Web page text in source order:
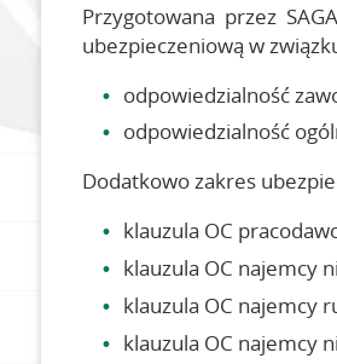
Przygotowana przez
ubezpieczeniową w
odpowiedzialność
odpowiedzialność
Dodatkowo zakres
klauzula OC
klauzula OC najemcy
klauzula OC najemcy
klauzula OC najemcy